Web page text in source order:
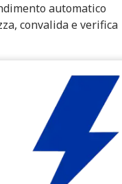
automatico
convalida e verifica